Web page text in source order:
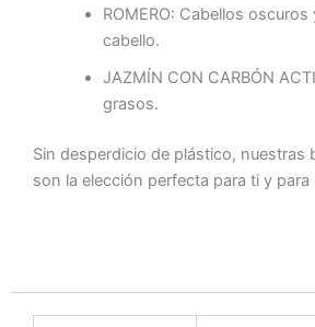
ROMERO: Cabellos
cabello.
JAZMÍN CON CARBÓN
grasos.
Sin desperdicio de plástico, nuestras
son la elección perfecta para ti y para